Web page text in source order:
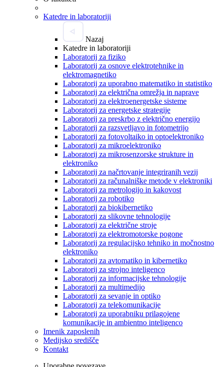
Katedre in laboratoriji
Nazaj
Katedre in laboratoriji
Laboratorij za fiziko
Laboratorij za osnove elektrotehnike in
elektromagnetiko
Laboratorij za uporabno matematiko in statistiko
Laboratorij za električna omrežja in naprave
Laboratorij za elektroenergetske sisteme
Laboratorij za energetske strategije
Laboratorij za preskrbo z električno energijo
Laboratorij za razsvetljavo in fotometrijo
Laboratorij za fotovoltaiko in optoelektroniko
Laboratorij za mikroelektroniko
Laboratorij za mikrosenzorske strukture in
elektroniko
Laboratorij za načrtovanje integriranih vezij
Laboratorij za računalniške metode v elektroniki
Laboratorij za metrologijo in kakovost
Laboratorij za robotiko
Laboratorij za biokibernetiko
Laboratorij za slikovne tehnologije
Laboratorij za električne stroje
Laboratorij za elektromotorske pogone
Laboratorij za regulacijsko tehniko in močnostno
elektroniko
Laboratorij za avtomatiko in kibernetiko
Laboratorij za strojno inteligenco
Laboratorij za informacijske tehnologije
Laboratorij za multimedijo
Laboratorij za sevanje in optiko
Laboratorij za telekomunikacije
Laboratorij za uporabniku prilagojene
komunikacije in ambientno inteligenco
Imenik zaposlenih
Medijsko središče
Kontakt